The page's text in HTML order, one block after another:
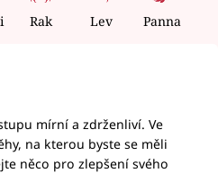
Rak Lev Panna
mírní a zdrženliví. Ve
na kterou byste se měli
něco pro zlepšení svého